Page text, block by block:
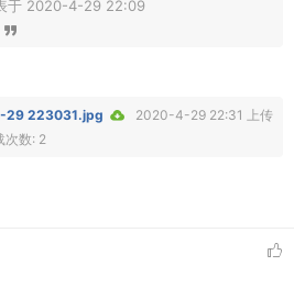
于 2020-4-29 22:09
29 223031.jpg
2020-4-29 22:31 上传
次数: 2